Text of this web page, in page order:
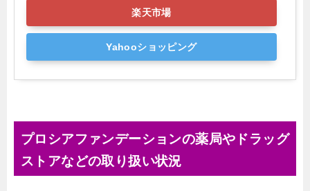
楽天市場
Yahooショッピング
プロシアファンデーションの薬局やドラッグ
ストアなどの取り扱い状況